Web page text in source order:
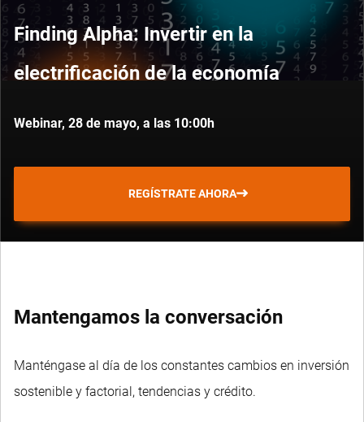
Finding Alpha: Invertir en la
electrificación de la economía
Webinar, 28 de mayo, a las 10:00h
REGÍSTRATE AHORA
Mantengamos la conversación
Manténgase al día de los constantes cambios en inversión
sostenible y factorial, tendencias y crédito.